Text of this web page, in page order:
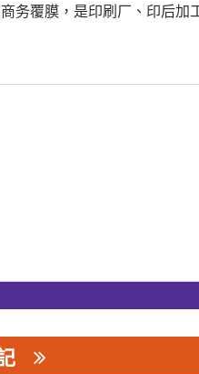
务覆膜，是印刷厂、印后加